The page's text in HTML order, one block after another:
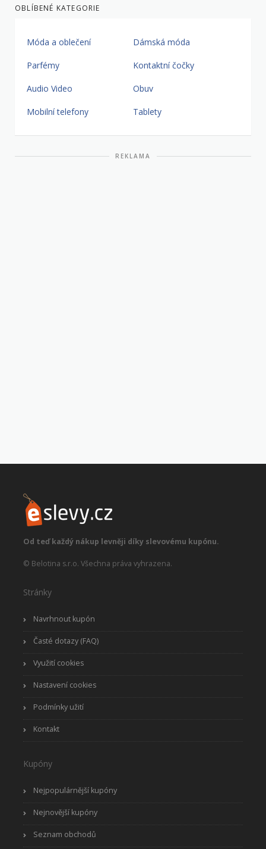
OBLÍBENÉ KATEGORIE
Móda a oblečení Dámská móda
Parfémy Kontaktní čočky
Audio Video Obuv
Mobilní telefony Tablety
REKLAMA
Od teď každý nákup levněji díky slevovému kupónu.
© Belotina s.r.o. Všechna práva vyhrazena.
Stránky
Navrhnout kupón
Časté dotazy (FAQ)
Využití cookies
Nastavení cookies
Podmínky užití
Kontakt
Kupóny
Nejpopulárnější kupóny
Nejnovější kupóny
Seznam obchodů